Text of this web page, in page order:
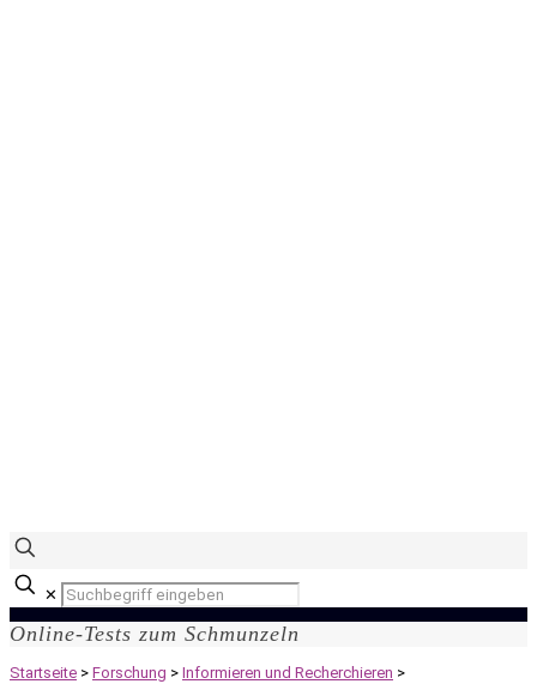
✕
Online-Tests zum Schmunzeln
Startseite > Forschung > Informieren und Recherchieren >